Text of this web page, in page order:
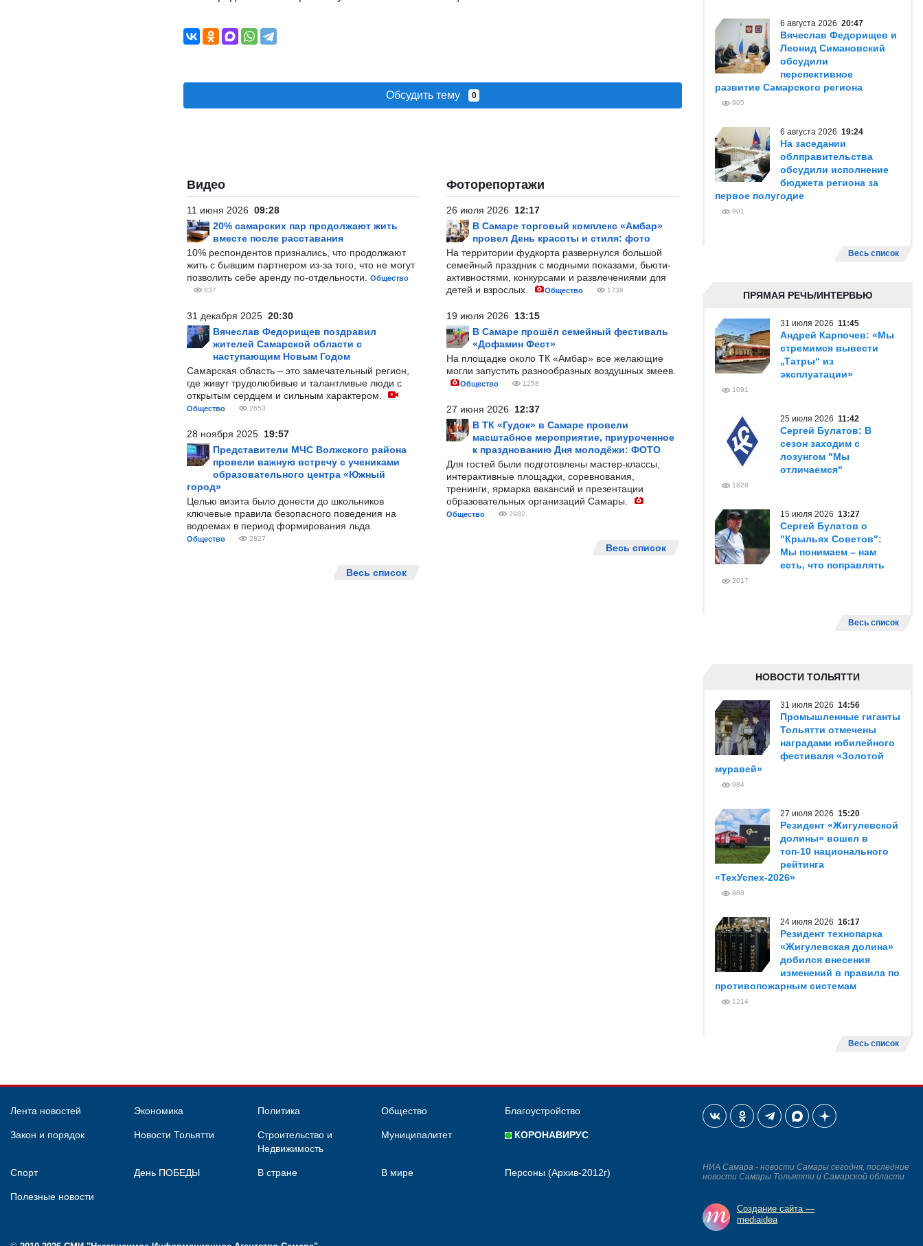
Обсудить тему 0
Видео
11 июня 2026 09:28
20% самарских пар продолжают жить
вместе после расставания
10% респондентов признались, что продолжают
жить с бывшим партнером из-за того, что не могут
позволить себе аренду по-отдельности.
Общество
837
31 декабря 2025 20:30
Вячеслав Федорищев поздравил
жителей Самарской области с
наступающим Новым Годом
Самарская область – это замечательный регион,
где живут трудолюбивые и талантливые люди с
открытым сердцем и сильным характером.
Общество 2653
28 ноября 2025 19:57
Представители МЧС Волжского района
провели важную встречу с учениками
образовательного центра «Южный
город»
Целью визита было донести до школьников
ключевые правила безопасного поведения на
водоемах в период формирования льда.
Общество 2827
Весь список
Фоторепортажи
26 июля 2026 12:17
В Самаре торговый комплекс «Амбар»
провел День красоты и стиля: фото
На территории фудкорта развернулся большой
семейный праздник с модными показами, бьюти-
активностями, конкурсами и развлечениями для
детей и взрослых.
Общество 1738
19 июля 2026 13:15
В Самаре прошёл семейный фестиваль
«Дофамин Фест»
На площадке около ТК «Амбар» все желающие
могли запустить разнообразных воздушных змеев.
Общество 1258
27 июня 2026 12:37
В ТК «Гудок» в Самаре провели
масштабное мероприятие, приуроченное
к празднованию Дня молодёжи: ФОТО
Для гостей были подготовлены мастер-классы,
интерактивные площадки, соревнования,
тренинги, ярмарка вакансий и презентации
образовательных организаций Самары.
Общество 2982
Весь список
6 августа 2026 20:47
Вячеслав Федорищев и
Леонид Симановский
обсудили
перспективное
развитие Самарского региона
905
6 августа 2026 19:24
На заседании
облправительства
обсудили исполнение
бюджета региона за
первое полугодие
901
Весь список
ПРЯМАЯ РЕЧЬ/ИНТЕРВЬЮ
31 июля 2026 11:45
Андрей Карпочев: «Мы
стремимся вывести
„Татры“ из
эксплуатации»
1091
25 июля 2026 11:42
Сергей Булатов: В
сезон заходим с
лозунгом "Мы
отличаемся"
1828
15 июля 2026 13:27
Сергей Булатов о
"Крыльях Советов":
Мы понимаем – нам
есть, что поправлять
2017
Весь список
НОВОСТИ ТОЛЬЯТТИ
31 июля 2026 14:56
Промышленные гиганты
Тольятти отмечены
наградами юбилейного
фестиваля «Золотой
муравей»
984
27 июля 2026 15:20
Резидент «Жигулевской
долины» вошел в
топ-10 национального
рейтинга
«ТехУспех-2026»
988
24 июля 2026 16:17
Резидент технопарка
«Жигулевская долина»
добился внесения
изменений в правила по
противопожарным системам
1214
Весь список
Лента новостей Экономика Политика Общество Благоустройство
Закон и порядок Новости Тольятти
Строительство и
Недвижимость
Муниципалитет КОРОНАВИРУС
Спорт День ПОБЕДЫ В стране В мире Персоны (Архив-2012г)
Полезные новости
НИА Самара - новости Самары сегодня, последние
новости Самары Тольятти и Самарской области
Создание сайта —
mediaidea